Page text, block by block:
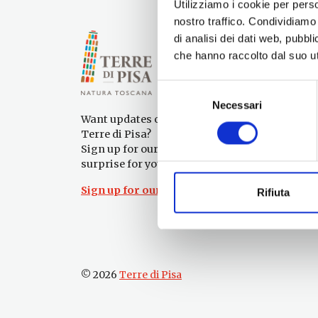
Utilizziamo i cookie per
nostro traffico.
di analisi dei dati web,
che hanno raccolto dal suo
consenso
Necessari
Rifiuta
Want updates on what to do and see in the
Terre di Pisa?
Sign up for our newsletter! An immediate
surprise for you!
Sign up for our Newsletter!
© 2026 Terre di Pisa